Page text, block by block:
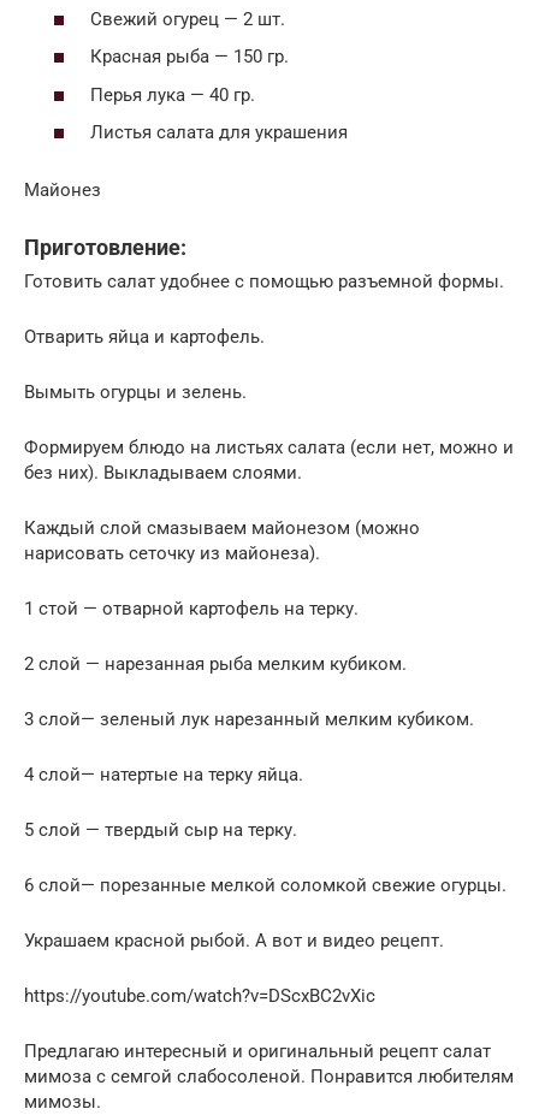
Свежий огурец — 2 шт.
Красная рыба — 150 гр.
Перья лука — 40 гр.
Листья салата для украшения
Майонез
Приготовление:
Готовить салат удобнее с помощью разъемной формы.
Отварить яйца и картофель.
Вымыть огурцы и зелень.
Формируем блюдо на листьях салата (если нет, можно и
без них). Выкладываем слоями.
Каждый слой смазываем майонезом (можно
нарисовать сеточку из майонеза).
1 стой — отварной картофель на терку.
2 слой — нарезанная рыба мелким кубиком.
3 слой— зеленый лук нарезанный мелким кубиком.
4 слой— натертые на терку яйца.
5 слой — твердый сыр на терку.
6 слой— порезанные мелкой соломкой свежие огурцы.
Украшаем красной рыбой. А вот и видео рецепт.
https://youtube.com/watch?v=DScxBC2vXic
Предлагаю интересный и оригинальный рецепт салат
мимоза с семгой слабосоленой. Понравится любителям
мимозы.